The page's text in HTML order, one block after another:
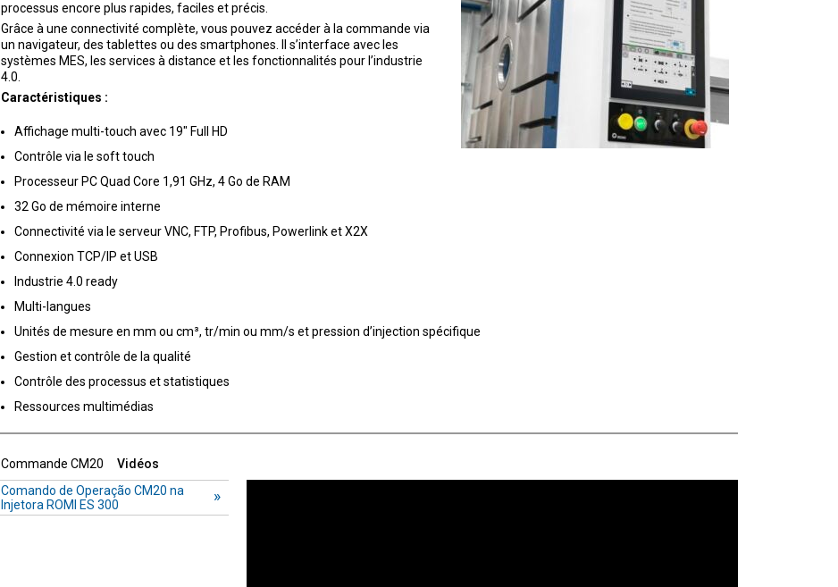
processus encore plus rapides, faciles et précis.
Grâce à une connectivité complète, vous pouvez accéder à la commande via
un navigateur, des tablettes ou des smartphones. Il s’interface avec les
systèmes MES, les services à distance et les fonctionnalités pour l’industrie
4.0.
Caractéristiques :
Affichage multi-touch avec 19″ Full HD
Contrôle via le soft touch
Processeur PC Quad Core 1,91 GHz, 4 Go de RAM
32 Go de mémoire interne
Connectivité via le serveur VNC, FTP, Profibus, Powerlink et X2X
Connexion TCP/IP et USB
Industrie 4.0 ready
Multi-langues
Unités de mesure en mm ou cm³, tr/min ou mm/s et pression d’injection spécifique
Gestion et contrôle de la qualité
Contrôle des processus et statistiques
Ressources multimédias
Commande CM20
Vidéos
Comando de Operação CM20 na
Injetora ROMI ES 300